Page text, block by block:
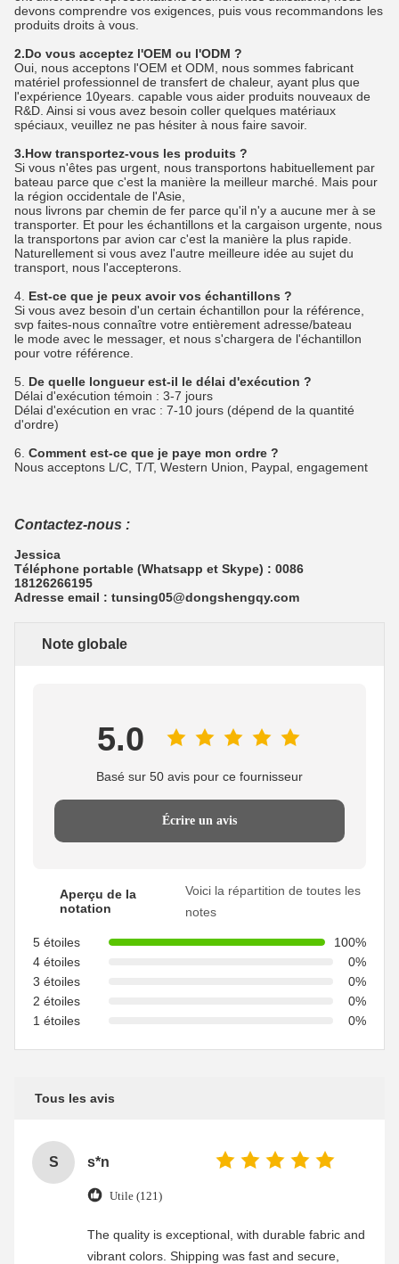
devons comprendre vos exigences, puis vous recommandons les
produits droits à vous.
2.Do vous acceptez l'OEM ou l'ODM ?
Oui, nous acceptons l'OEM et ODM, nous sommes fabricant
matériel professionnel de transfert de chaleur, ayant plus que
l'expérience 10years. capable vous aider produits nouveaux de
R&D. Ainsi si vous avez besoin coller quelques matériaux
spéciaux, veuillez ne pas hésiter à nous faire savoir.
3.How transportez-vous les produits ?
Si vous n'êtes pas urgent, nous transportons habituellement par
bateau parce que c'est la manière la meilleur marché. Mais pour
la région occidentale de l'Asie,
nous livrons par chemin de fer parce qu'il n'y a aucune mer à se
transporter. Et pour les échantillons et la cargaison urgente, nous
la transportons par avion car c'est la manière la plus rapide.
Naturellement si vous avez l'autre meilleure idée au sujet du
transport, nous l'accepterons.
4. Est-ce que je peux avoir vos échantillons ?
Si vous avez besoin d'un certain échantillon pour la référence,
svp faites-nous connaître votre entièrement adresse/bateau
le mode avec le messager, et nous s'chargera de l'échantillon
pour votre référence.
5. De quelle longueur est-il le délai d'exécution ?
Délai d'exécution témoin : 3-7 jours
Délai d'exécution en vrac : 7-10 jours (dépend de la quantité
d'ordre)
6. Comment est-ce que je paye mon ordre ?
Nous acceptons L/C, T/T, Western Union, Paypal, engagement
Contactez-nous :
Jessica
Téléphone portable (Whatsapp et Skype) : 0086
18126266195
Adresse email : tunsing05@dongshengqy.com
Note globale
5.0
Basé sur 50 avis pour ce fournisseur
Écrire un avis
Aperçu de la
notation
Voici la répartition de toutes les
notes
5 étoiles
100%
4 étoiles
0%
3 étoiles
0%
2 étoiles
0%
1 étoiles
0%
Tous les avis
S s*n
Utile (121)
The quality is exceptional, with durable fabric and
vibrant colors. Shipping was fast and secure,